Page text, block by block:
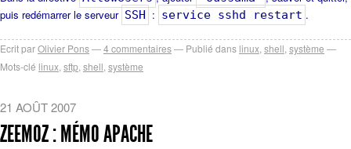
puis redémarrer le serveur SSH : service sshd restart .
Ecrit parOlivier Pons 4 commentaires Publié dans linux shell système
Mots-clé linux sftp shell système
21 AOÛT 2007
ZEEMOZ : MÉMO APACHE